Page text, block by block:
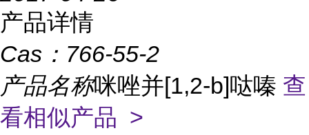
产品详情
Cas： 766-55-2
产品名称咪唑并[1,2-b]哒嗪 查
看相似产品 >